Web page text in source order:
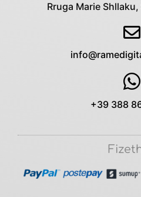
Rruga Marie
+39 388